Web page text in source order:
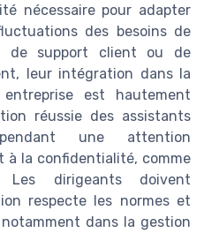
nécessaire pour adapter
des besoins de
de support client ou de
leur intégration dans la
est hautement
réussie des assistants
une attention
à la confidentialité, comme
Les dirigeants doivent
respecte les normes et
dans la gestion